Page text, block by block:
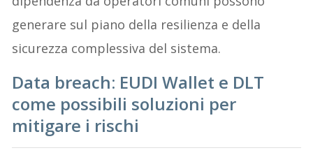
generare sul piano della resilienza e della
sicurezza complessiva del sistema.
Data breach: EUDI Wallet e DLT
come possibili soluzioni per
mitigare i rischi